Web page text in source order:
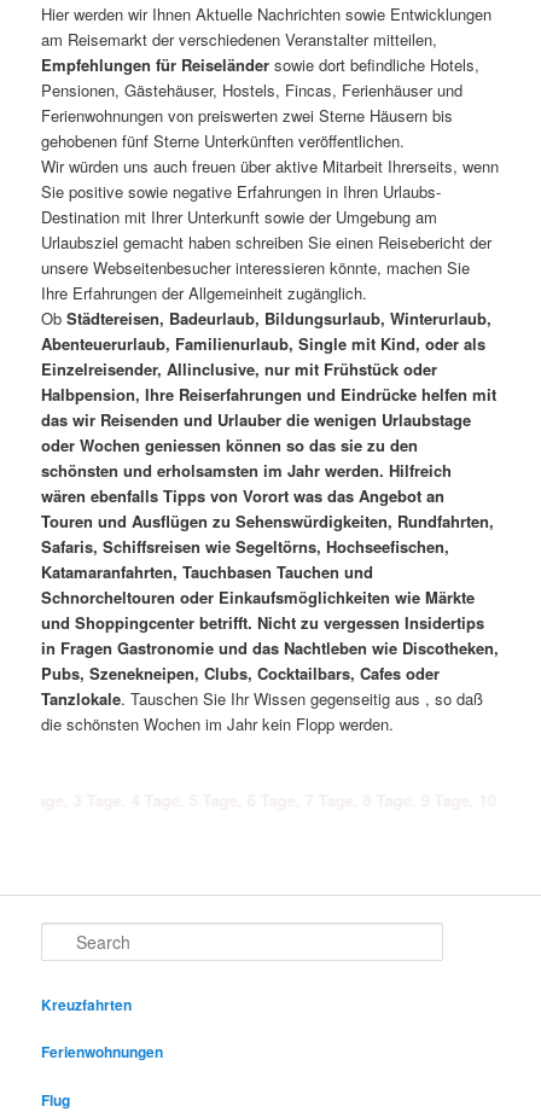
Hier werden wir Ihnen Aktuelle Nachrichten sowie Entwicklungen
am Reisemarkt der verschiedenen Veranstalter mitteilen,
Empfehlungen für Reiseländer sowie dort befindliche Hotels,
Pensionen, Gästehäuser, Hostels, Fincas, Ferienhäuser und
Ferienwohnungen von preiswerten zwei Sterne Häusern bis
gehobenen fünf Sterne Unterkünften veröffentlichen.
Wir würden uns auch freuen über aktive Mitarbeit Ihrerseits, wenn
Sie positive sowie negative Erfahrungen in Ihren Urlaubs-
Destination mit Ihrer Unterkunft sowie der Umgebung am
Urlaubsziel gemacht haben schreiben Sie einen Reisebericht der
unsere Webseitenbesucher interessieren könnte, machen Sie
Ihre Erfahrungen der Allgemeinheit zugänglich.
ObStädtereisen, Badeurlaub, Bildungsurlaub, Winterurlaub,
Abenteuerurlaub, Familienurlaub, Single mit Kind, oder als
Einzelreisender, Allinclusive, nur mit Frühstück oder
Halbpension, Ihre Reiserfahrungen und Eindrücke helfen mit
das wir Reisenden und Urlauber die wenigen Urlaubstage
oder Wochen geniessen können so das sie zu den
schönsten und erholsamsten im Jahr werden. Hilfreich
wären ebenfalls Tipps von Vorort was das Angebot an
Touren und Ausflügen zu Sehenswürdigkeiten, Rundfahrten,
Safaris, Schiffsreisen wie Segeltörns, Hochseefischen,
Katamaranfahrten, Tauchbasen Tauchen und
Schnorcheltouren oder Einkaufsmöglichkeiten wie Märkte
und Shoppingcenter betrifft. Nicht zu vergessen Insidertips
in Fragen Gastronomie und das Nachtleben wie Discotheken,
Pubs, Szenekneipen, Clubs, Cocktailbars, Cafes oder
Tanzlokale. Tauschen Sie Ihr Wissen gegenseitig aus , so daß
die schönsten Wochen im Jahr kein Flopp werden.
Search
Kreuzfahrten
Ferienwohnungen
Flug